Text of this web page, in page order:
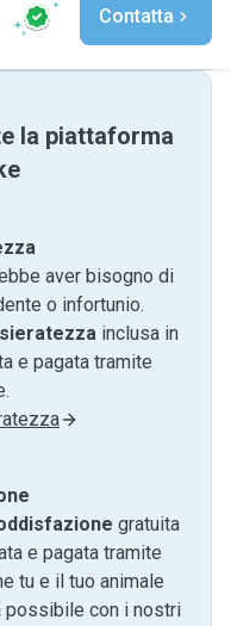
Contatta
la piattaforma
aver bisogno di
o infortunio.
inclusa in
e pagata tramite
gratuita
e pagata tramite
tu e il tuo animale
possibile con i nostri